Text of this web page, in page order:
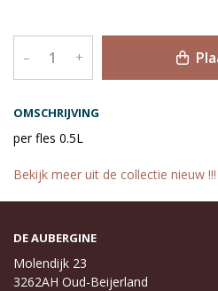
OMSCHRIJVING
per fles 0.5L
– +
Bekijk meer uit de collectie nieuw !!!
DE AUBERGINE
Molendijk 23
3262AH Oud-Beijerland